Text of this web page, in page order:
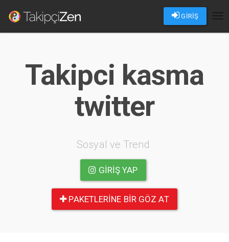
GİRİŞ
Takipci kasma
twitter
Sosyal ve Trend
GIRIŞ YAP
PAKETLERINE BIR GÖZ AT